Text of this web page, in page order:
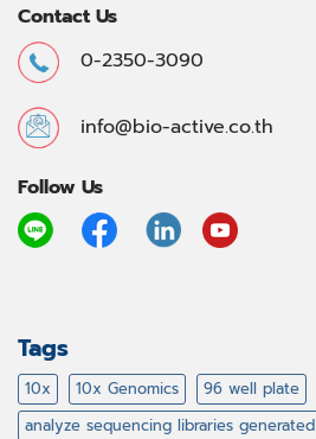
Contact Us
0-2350-3090
info@bio-active.co.th
Follow Us
Tags
10x 10x Genomics 96 well plate
analyze sequencing libraries generated